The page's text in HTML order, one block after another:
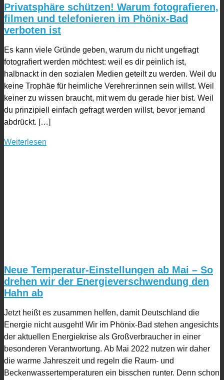
Privatsphäre schützen! Warum fotografieren,
filmen und telefonieren im Phönix-Bad
verboten ist
Es kann viele Gründe geben, warum du nicht ungefragt
fotografiert werden möchtest: weil es dir peinlich ist,
halbnackt in den sozialen Medien geteilt zu werden. Weil du
keine Trophäe für heimliche Verehrer:innen sein willst. Weil
keiner zu wissen braucht, mit wem du gerade hier bist. Weil
du prinzipiell einfach gefragt werden willst, bevor jemand
abdrückt. […]
Weiterlesen
Neue Temperatur-Einstellungen ab Mai – So
drehen wir der Energieverschwendung den
Hahn ab
Jetzt heißt es zusammen helfen, damit Deutschland die
Energie nicht ausgeht! Wir im Phönix-Bad stehen angesichts
der aktuellen Energiekrise als Großverbraucher in einer
besonderen Verantwortung. Ab Mai 2022 nutzen wir daher
die warme Jahreszeit und regeln die Raum- und
Beckenwassertemperaturen ein bisschen runter. Denn schon